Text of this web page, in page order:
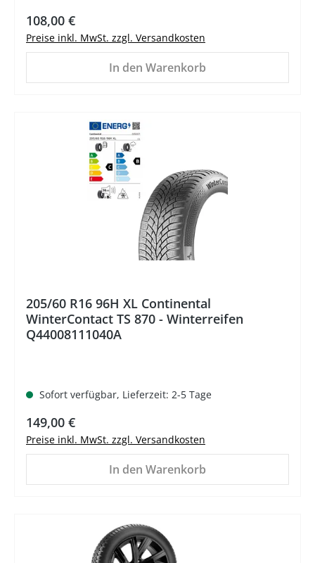
Regulärer Preis:
108,00 €
Preise inkl. MwSt. zzgl. Versandkosten
In den Warenkorb
205/60 R16 96H XL Continental
WinterContact TS 870 - Winterreifen
Q44008111040A
Sofort verfügbar, Lieferzeit: 2-5 Tage
Regulärer Preis:
149,00 €
Preise inkl. MwSt. zzgl. Versandkosten
In den Warenkorb